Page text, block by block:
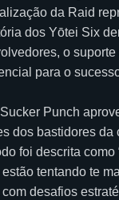
da Raid
dos Yōtei Six
o suporte
para o
Punch
dos bastidores da
foi descrita como
tentando te
desafios